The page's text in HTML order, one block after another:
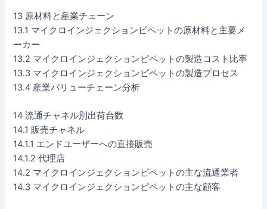
13 原材料と産業チェーン
13.1 マイクロインジェクションピペットの原材料と主要メ
ーカー
13.2 マイクロインジェクションピペットの製造コスト比率
13.3 マイクロインジェクションピペットの製造プロセス
13.4 産業バリューチェーン分析
14 流通チャネル別出荷台数
14.1 販売チャネル
14.1.1 エンドユーザーへの直接販売
14.1.2 代理店
14.2 マイクロインジェクションピペットの主な流通業者
14.3 マイクロインジェクションピペットの主な顧客